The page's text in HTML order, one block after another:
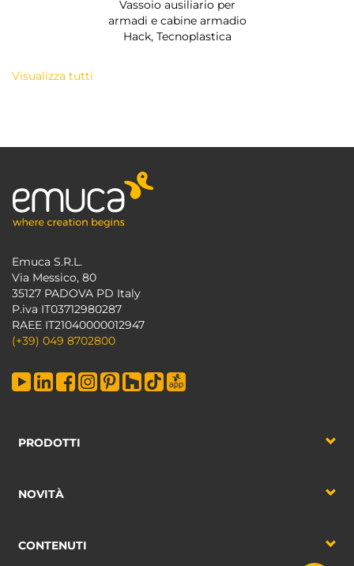
Vassoio ausiliario per
armadi e cabine armadio
Hack, Tecnoplastica
Visualizza tutti
Emuca S.R.L.
Via Messico, 80
35127 PADOVA PD Italy
P.iva IT03712980287
RAEE IT21040000012947
(+39) 049 8702800
PRODOTTI
NOVITÀ
CONTENUTI